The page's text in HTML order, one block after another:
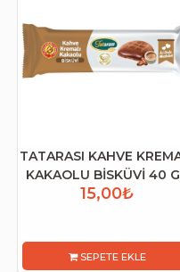
TATARASI KAHVE
KAKAOLU BİSKÜVİ 40
15,00₺
SEPETE EKLE